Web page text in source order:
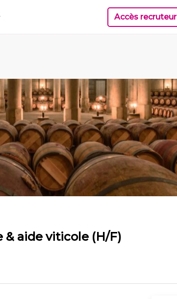
Accès recruteur
aide viticole (H/F)